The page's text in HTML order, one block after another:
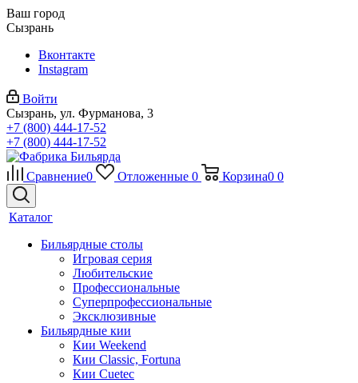
Ваш город
Сызрань
Вконтакте
Instagram
Войти
Сызрань, ул. Фурманова, 3
+7 (800) 444-17-52
+7 (800) 444-17-52
Сравнение0 Отложенные 0 Корзина0 0
Каталог
Бильярдные столы
Игровая серия
Любительские
Профессиональные
Суперпрофессиональные
Эксклюзивные
Бильярдные кии
Кии Weekend
Кии Classic, Fortuna
Кии Cuetec